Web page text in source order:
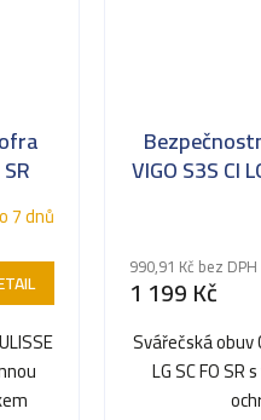
7 dnů
VIGO S3S CI
990,91 Kč bez DPH
1 199 Kč
Svářečská obuv
LG SC FO SR